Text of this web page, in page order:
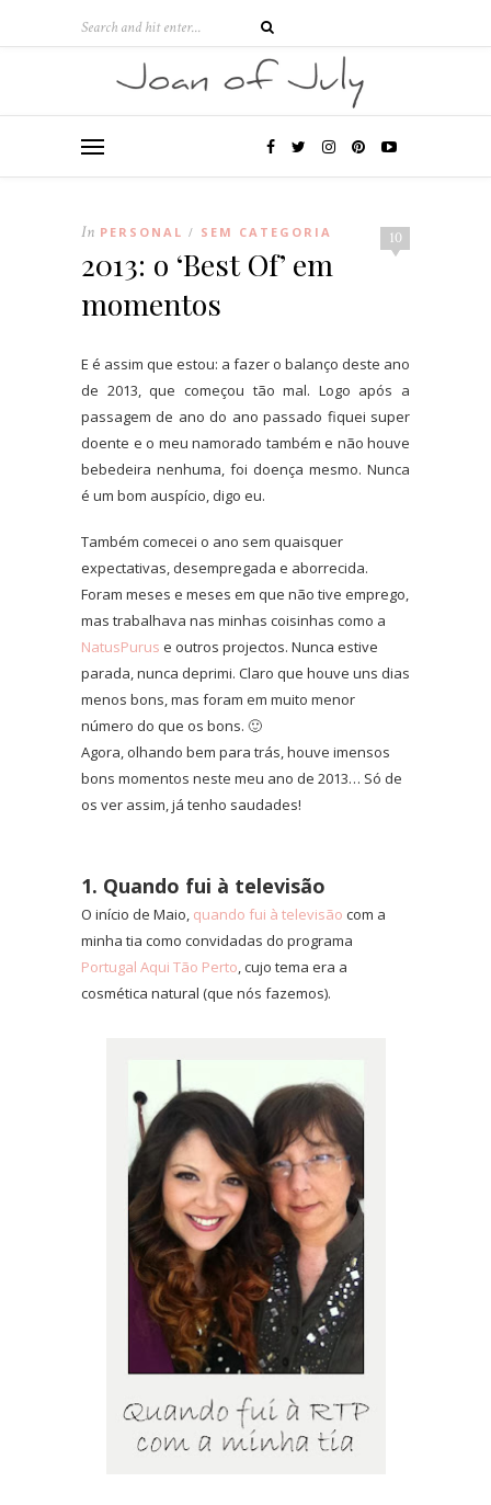
10
In PERSONAL / SEM CATEGORIA
2013: o ‘Best Of’ em
momentos
E é assim que estou: a fazer o balanço deste ano
de 2013, que começou tão mal. Logo após a
passagem de ano do ano passado fiquei super
doente e o meu namorado também e não houve
bebedeira nenhuma, foi doença mesmo. Nunca
é um bom auspício, digo eu.
Também comecei o ano sem quaisquer
expectativas, desempregada e aborrecida.
Foram meses e meses em que não tive emprego,
mas trabalhava nas minhas coisinhas como a
NatusPurus e outros projectos. Nunca estive
parada, nunca deprimi. Claro que houve uns dias
menos bons, mas foram em muito menor
número do que os bons. 🙂
Agora, olhando bem para trás, houve imensos
bons momentos neste meu ano de 2013… Só de
os ver assim, já tenho saudades!
1. Quando fui à televisão
O início de Maio, quando fui à televisão com a
minha tia como convidadas do programa
Portugal Aqui Tão Perto, cujo tema era a
cosmética natural (que nós fazemos).